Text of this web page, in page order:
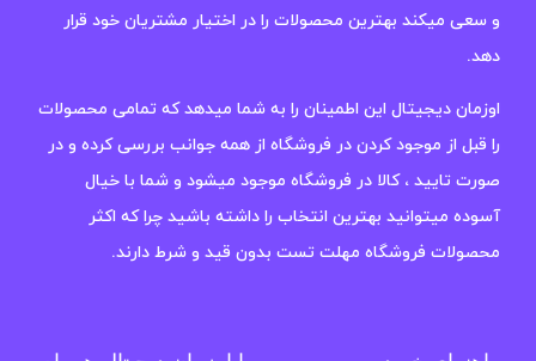
و سعی میکند بهترین محصولات را در اختیار مشتریان خود قرار
دهد.
اوزمان دیجیتال این اطمینان را به شما میدهد که تمامی محصولات
را قبل از موجود کردن در فروشگاه از همه جوانب بررسی کرده و در
صورت تایید ، کالا در فروشگاه موجود میشود و شما با خیال
آسوده میتوانید بهترین انتخاب را داشته باشید چرا که اکثر
محصولات فروشگاه مهلت تست بدون قید و شرط دارند.